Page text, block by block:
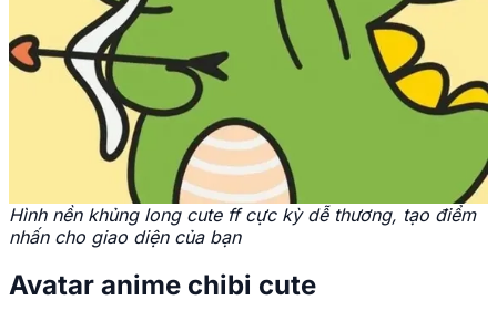
Hình nền khủng long cute ff cực kỳ dễ thương, tạo điểm
nhấn cho giao diện của bạn
Avatar anime chibi cute